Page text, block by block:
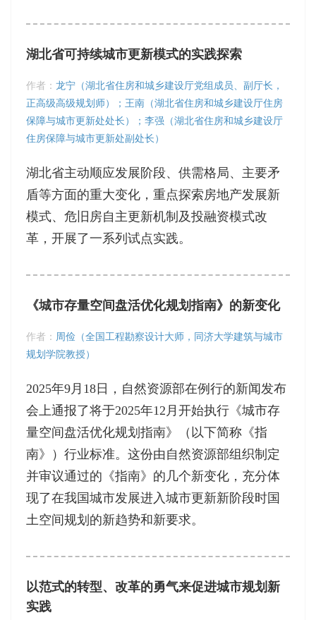
湖北省可持续城市更新模式的实践探索
作者： 龙宁（湖北省住房和城乡建设厅党组成员、副厅长，
正高级高级规划师）；王南（湖北省住房和城乡建设厅住房
保障与城市更新处处长）；李强（湖北省住房和城乡建设厅
住房保障与城市更新处副处长）
湖北省主动顺应发展阶段、供需格局、主要矛
盾等方面的重大变化，重点探索房地产发展新
模式、危旧房自主更新机制及投融资模式改
革，开展了一系列试点实践。
《城市存量空间盘活优化规划指南》的新变化
作者： 周俭（全国工程勘察设计大师，同济大学建筑与城市
规划学院教授）
2025年9月18日，自然资源部在例行的新闻发布
会上通报了将于2025年12月开始执行《城市存
量空间盘活优化规划指南》（以下简称《指
南》）行业标准。这份由自然资源部组织制定
并审议通过的《指南》的几个新变化，充分体
现了在我国城市发展进入城市更新新阶段时国
土空间规划的新趋势和新要求。
以范式的转型、改革的勇气来促进城市规划新
实践